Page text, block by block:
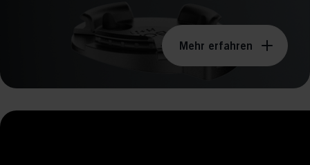
Mehr erfahren